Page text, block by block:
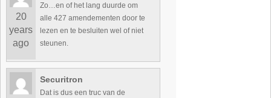
20
years
ago
Zo…en of het lang duurde om
alle 427 amendementen door te
lezen en te besluiten wel of niet
steunen.
Securitron
Dat is dus een truc van de